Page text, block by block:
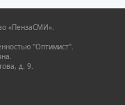
«ПензаСМИ».
"Оптимист".
д. 9.